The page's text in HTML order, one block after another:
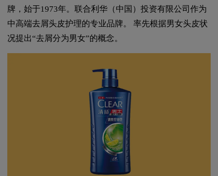
牌，始于1973年。联合利华（中国）投资有限公司作为
中高端去屑头皮护理的专业品牌。 率先根据男女头皮状
况提出“去屑分为男女”的概念。